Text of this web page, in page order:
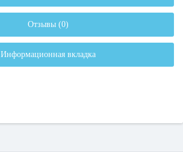
Отзывы (0)
Информационная вкладка